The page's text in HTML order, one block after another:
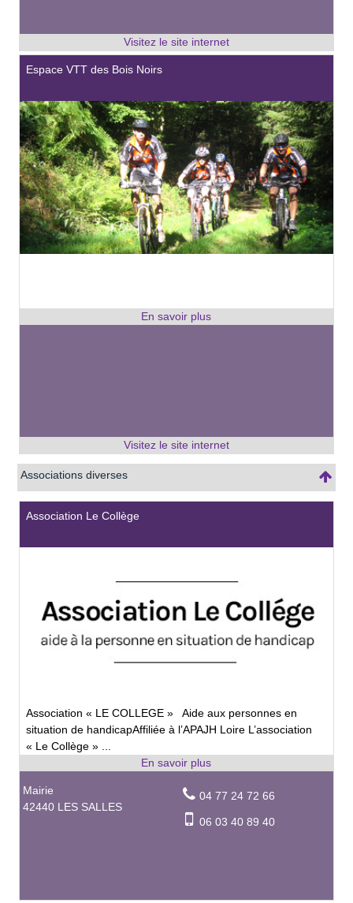
Espace VTT des Bois Noirs
Associations diverses
Association Le Collège
Association « LE COLLEGE » Aide aux personnes en
situation de handicapAffiliée à l’APAJH Loire L’association
« Le Collège » ...
Mairie
42440 LES SALLES
04 77 24 72 66
06 03 40 89 40